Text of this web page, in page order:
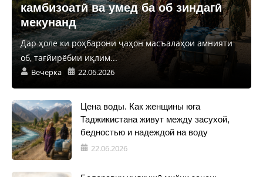
камбизоатӣ ва умед ба об зиндагӣ
мекунанд
Дар ҳоле ки роҳбарони ҷаҳон масъалаҳои амнияти
об, тағйирёбии иқлим...
Вечерка 22.06.2026
Цена воды. Как женщины юга
Таджикистана живут между засухой,
бедностью и надеждой на воду
22.06.2026